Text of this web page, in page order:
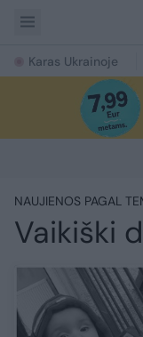
Karas Ukrainoje
NAUJIENOS PAGAL
Vaikiški